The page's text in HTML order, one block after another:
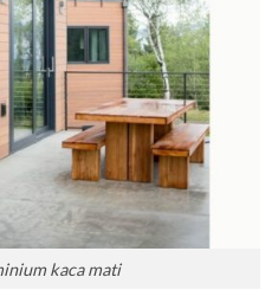
kaca mati